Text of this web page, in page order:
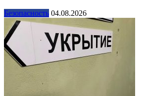
Безопасность 04.08.2026